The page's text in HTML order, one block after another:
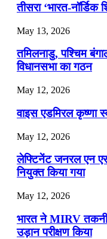
📝 डेली करेंट
तीसरा ‘भारत-
May 13, 2026
तमिलनाडु, पश्चिम
विधानसभा का गठन
May 12, 2026
वाइस एडमिरल कृष्णा
May 12, 2026
लेफ्टिनेंट जनरल एन एस
नियुक्त किया गया
May 12, 2026
भारत ने MIRV
उड़ान परीक्षण किया